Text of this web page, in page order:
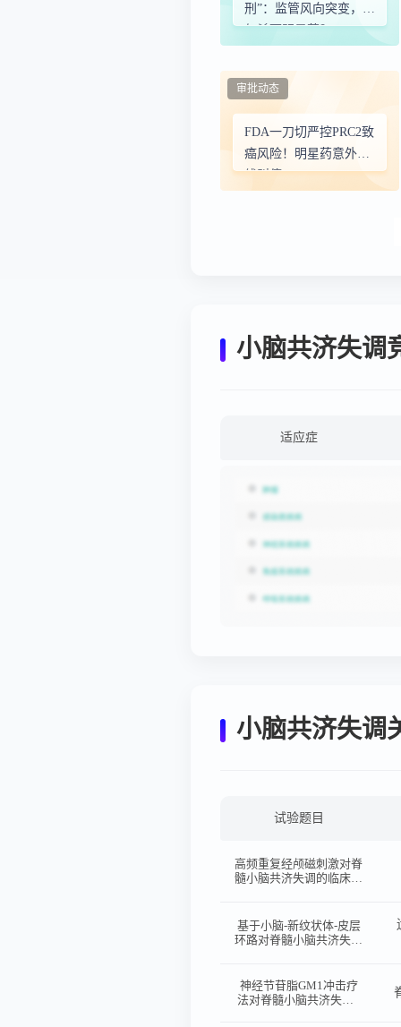
刑”：监管风向突变，如
何杀死明星药？
FDA一刀切严控PRC2致
癌风险！明星药意外全
线叫停...
审批动态
小脑共济失调
适应症
小脑共济失调
试验题目
高频重复经颅磁刺激对脊
髓小脑共济失调的临床疗
基于小脑-新纹状体-皮层
环路对脊髓小脑共济失调
神经节苷脂GM1冲击疗
法对脊髓小脑共济失调3